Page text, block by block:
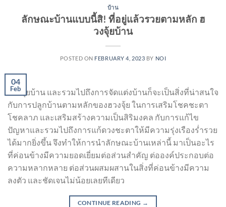
บ้าน
ลักษณะบ้านแบบนี้สิ! ที่อยู่แล้วรวยตามหลัก ฮ
วงจุ้ยบ้าน
POSTED ON FEBRUARY 4, 2023 BY NOI
04
Feb
ฮวงจุ้ยบ้าน และรวมไปถึงการจัดแต่งบ้านก็จะเป็นสิ่งที่น่าสนใจ
กับการปลูกบ้านตามหลักของฮวงจุ้ย ในการเสริมโชคชะตา
โชคลาภ และเสริมสร้างความเป็นสิริมงคล กับการแก้ไข
ปัญหาและรวมไปถึงการแก้ดวงชะตาให้มีความรุ่งเรืองร่ำรวย
ได้มากยิ่งขึ้น จึงทำให้การนำลักษณะบ้านเหล่านี้ มาเป็นอะไร
ที่ค่อนข้างมีความยอดเยี่ยมต่อส่วนสำคัญ ต่อองค์ประกอบต่อ
ความหลากหลาย ต่อส่วนผสมผสานในสิ่งที่ค่อนข้างมีความ
ลงตัว และชัดเจนไม่น้อยเลยทีเดียว
CONTINUE READING →